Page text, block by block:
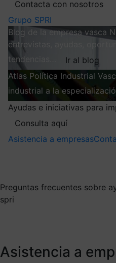
Contacta con nosotros
Grupo SPRI
Blog de la empresa vasca
entrevistas, ayudas,
tendencias…
Ir al blog
Atlas Política Industrial
industrial a la
Ayudas e iniciativas para
Consulta aquí
Asistencia a empresas
Preguntas frecuentes sobre
spri
Asistencia a